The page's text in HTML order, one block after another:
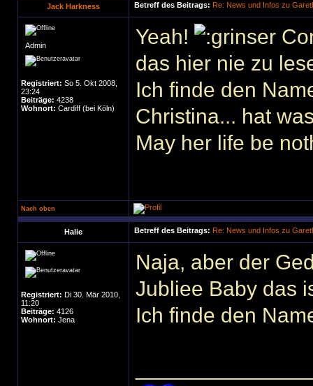
Jack Harkness Betreff des Beitrags: Re: News und Infos zu
Admin
Registriert: So 5. Okt 2008,
23:24
Beiträge: 4238
Wohnort: Cardiff (bei Köln)
Yeah!
das hier nie zu
Ich finde den
Christina... hat
May her life be
Nach oben
Halie Betreff des Beitrags: Re: News und Infos zu
Registriert: Di 30. Mär 2010,
11:20
Beiträge: 4126
Wohnort: Jena
Naja, aber der
Jubliee Baby das
Ich finde den